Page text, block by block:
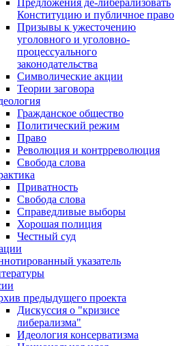
Предложения де-либерализовать
Конституцию и публичное право
Призывы к ужесточению
уголовного и уголовно-
процессуального
законодательства
Символические акции
Теории заговора
Гражданское общество
Политический режим
Право
Революция и контрреволюция
Свобода слова
Приватность
Свобода слова
Справедливые выборы
Хорошая полиция
Честный суд
указатель
предыдущего проекта
Дискуссия о "кризисе
либерализма"
Идеология консерватизма